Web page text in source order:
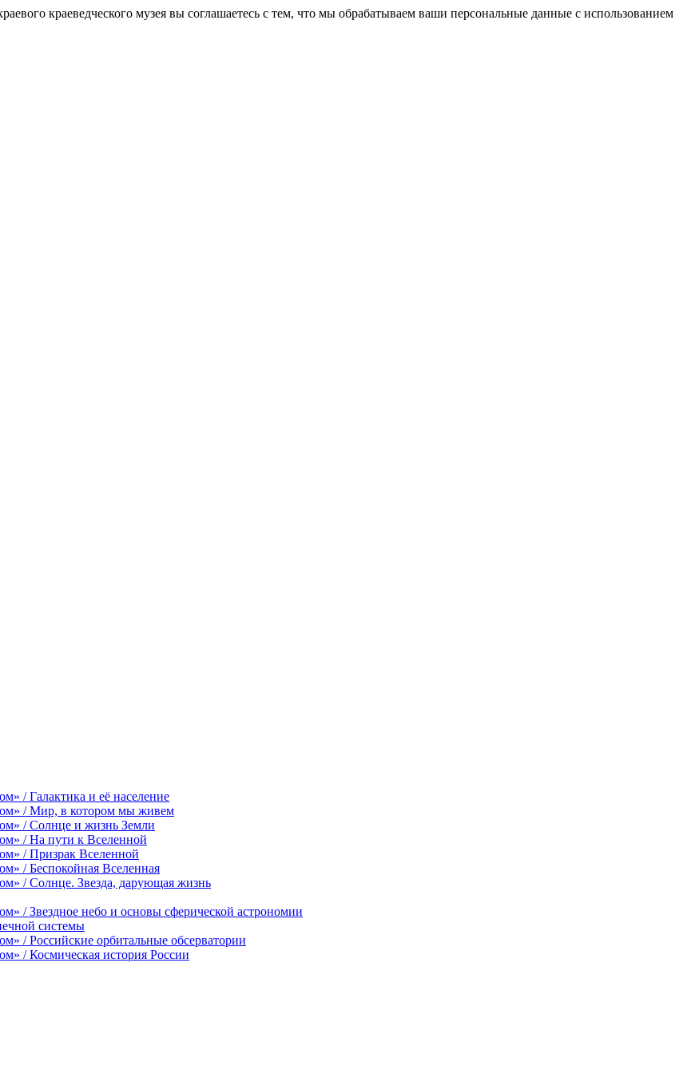
краеведческого музея вы соглашаетесь с тем, что мы обрабатываем ваши персональные данные с использованием
/ Галактика и её население
/ Мир, в котором мы живем
/ Солнце и жизнь Земли
/ На пути к Вселенной
/ Призрак Вселенной
/ Беспокойная Вселенная
/ Солнце. Звезда, дарующая жизнь
/ Звездное небо и основы сферической астрономии
системы
/ Российские орбитальные обсерватории
/ Космическая история России